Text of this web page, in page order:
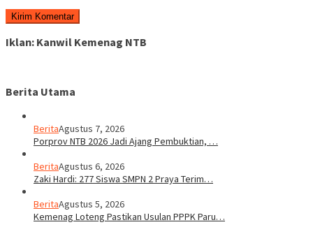
Iklan: Kanwil Kemenag NTB
Berita Utama
BeritaAgustus 7, 2026
Porprov NTB 2026 Jadi Ajang Pembuktian, …
BeritaAgustus 6, 2026
Zaki Hardi: 277 Siswa SMPN 2 Praya Terim…
BeritaAgustus 5, 2026
Kemenag Loteng Pastikan Usulan PPPK Paru…